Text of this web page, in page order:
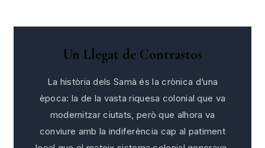
Un Llegat de Contrastos
La història dels Samà és la crònica d’una
època: la de la vasta riquesa colonial que va
modernitzar ciutats, però que alhora va
conviure amb la indiferència cap al patiment